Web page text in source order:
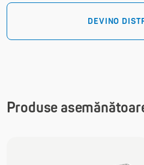
DEVINO
Produse